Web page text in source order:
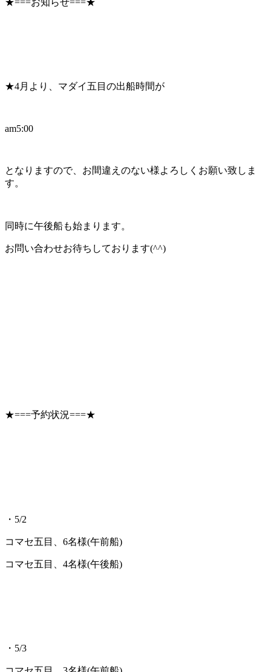
★===お知らせ===★
★4月より、マダイ五目の出船時間が
am5:00
となりますので、お間違えのない様よろしくお願い致しま
す。
同時に午後船も始まります。
お問い合わせお待ちしております(^^)
★===予約状況===★
・5/2
コマセ五目、6名様(午前船)
コマセ五目、4名様(午後船)
・5/3